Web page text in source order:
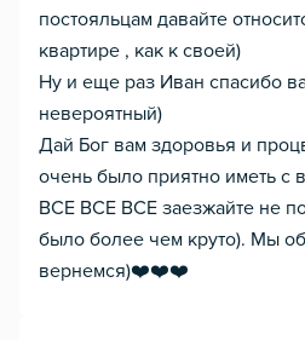
постояльцам давайте
квартире , как к своей)
Ну и еще раз Иван спасибо
невероятный)
Дай Бог вам здоровья и
очень было приятно иметь с
ВСЕ ВСЕ ВСЕ заезжайте не
было более чем круто). Мы
вернемся)❤️❤️❤️